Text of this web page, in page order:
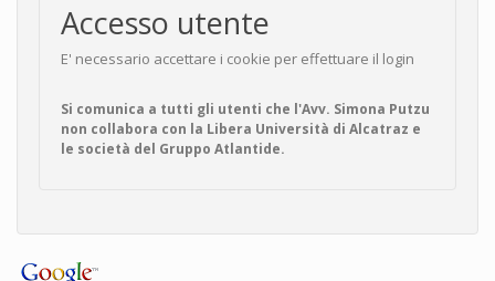
Accesso utente
E' necessario accettare i cookie per effettuare il login
Si comunica a tutti gli utenti che l'Avv. Simona Putzu
non collabora con la Libera Università di Alcatraz e
le società del Gruppo Atlantide.